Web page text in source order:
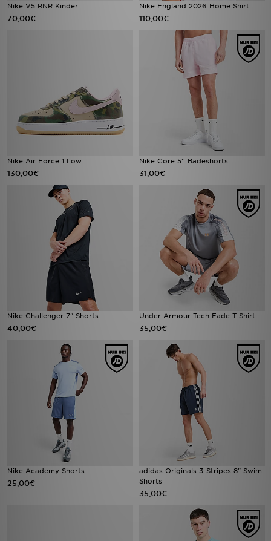
Nike V5 RNR Kinder
70,00€
Nike England 2026 Home Shirt
110,00€
Nike Air Force 1 Low
130,00€
Nike Core 5'' Badeshorts
31,00€
Nike Challenger 7" Shorts
40,00€
Under Armour Tech Fade T-Shirt
35,00€
Nike Academy Shorts
25,00€
adidas Originals 3-Stripes 8" Swim
Shorts
35,00€